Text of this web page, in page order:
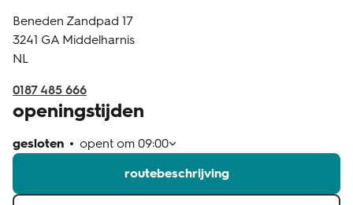
Beneden Zandpad 17
3241 GA Middelharnis
NL
0187 485 666
openingstijden
gesloten opent om 09:00
routebeschrijving